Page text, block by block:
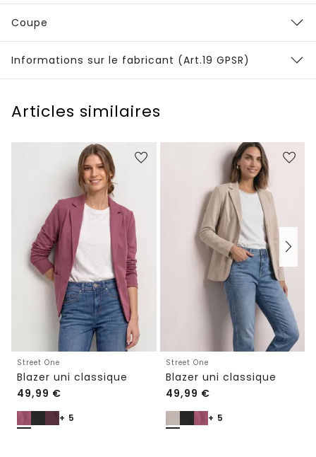
Coupe
Informations sur le fabricant (Art.19 GPSR)
Articles similaires
Street One
Blazer uni classique
49,99 €
+ 5
Street One
Blazer uni classique
49,99 €
+ 5